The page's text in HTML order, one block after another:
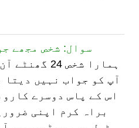
سوال: شخص مجھے
آپ کو جواب نہیں دیتا
اس کے پاس دوسرے
براہ کرم اپنی